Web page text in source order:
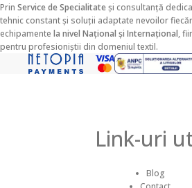
Prin Service de Specialitateși consultanță
tehnic constant și soluții adaptate nevoilor
echipamente la nivel Național și Internațional,
pentru profesioniștii din domeniul textil.
Link-uri
Blog